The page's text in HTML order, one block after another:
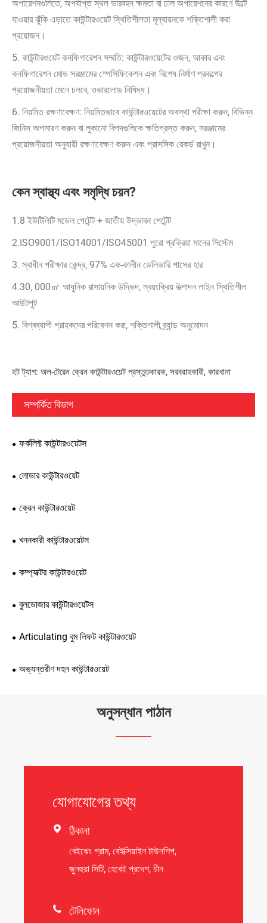
অপারেশনগুলিতে, অপর্যাপ্ত স্থল ভারবহন ক্ষমতা বা ঢাল অপারেশনের কারণে উল্টে
যাওয়ার ঝুঁকি এড়াতে কাউন্টারওয়েট স্থিতিশীলতা মূল্যায়নকে শক্তিশালী করা
প্রয়োজন।
5. কাউন্টারওয়েট কনফিগারেশন সম্মতি: কাউন্টারওয়েটের ওজন, আকার এবং
কনফিগারেশন মোড সরঞ্জামের স্পেসিফিকেশন এবং বিশেষ নির্মাণ প্রকল্পের
প্রয়োজনীয়তা মেনে চলবে, ওভারলোড নিষিদ্ধ।
6. নিয়মিত রক্ষণাবেক্ষণ: নিয়মিতভাবে কাউন্টারওয়েটের অবস্থা পরীক্ষা করুন, বিভিন্ন
জিনিস অপসারণ করুন বা লুকানো বিপদগুলিকে ক্ষতিগ্রস্ত করুন, সরঞ্জামের
প্রয়োজনীয়তা অনুযায়ী রক্ষণাবেক্ষণ করুন এবং প্রাসঙ্গিক রেকর্ড রাখুন।
কেন স্বাস্থ্য এবং সমৃদ্ধি চয়ন?
1.8 ইউটিলিটি মডেল পেটেন্ট + জাতীয় উদ্ভাবন পেটেন্ট
2.ISO9001/ISO14001/ISO45001 পুরো প্রক্রিয়া মানের সিস্টেম
3. স্বাধীন পরীক্ষার কেন্দ্র, 97% এক-কালীন ডেলিভারি পাসের হার
4.30, 000㎡ আধুনিক রাসায়নিক উদ্ভিদ, স্বয়ংক্রিয় উত্পাদন লাইন স্থিতিশীল
আউটপুট
5. বিশ্বব্যাপী গ্রাহকদের পরিবেশন করা, শক্তিশালী ব্র্যান্ড অনুমোদন
হট ট্যাগ: অল-টেরেন ক্রেন কাউন্টারওয়েট প্রস্তুতকারক, সরবরাহকারী, কারখানা
সম্পর্কিত বিভাগ
ফর্কলিফ্ট কাউন্টারওয়েটস
লোডার কাউন্টারওয়েট
ক্রেন কাউন্টারওয়েট
খননকারী কাউন্টারওয়েটস
কম্প্যাক্টর কাউন্টারওয়েট
বুলডোজার কাউন্টারওয়েটস
Articulating বুম লিফট কাউন্টারওয়েট
অভ্যন্তরীণ দহন কাউন্টারওয়েট
অনুসন্ধান পাঠান
যোগাযোগের তথ্য
 ঠিকানা
বেইঝেং গ্রাম, বেইক্সিয়াইন টাউনশিপ,
জুনহুয়া সিটি, হেবেই প্রদেশ, চীন
 টেলিফোন